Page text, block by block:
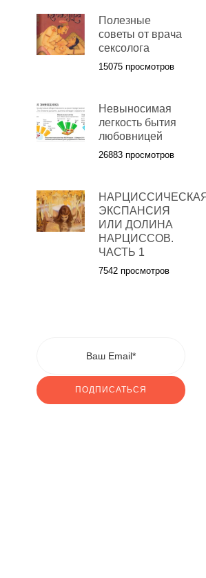
Полезные
советы от врача
сексолога
15075 просмотров
Невыносимая
легкость бытия
любовницей
26883 просмотров
ЭКСПАНСИЯ
ИЛИ ДОЛИНА
НАРЦИССОВ.
ЧАСТЬ 1
7542 просмотров
ПОДПИСАТЬСЯ